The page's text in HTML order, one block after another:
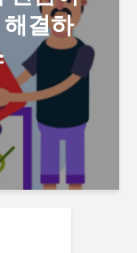
결하